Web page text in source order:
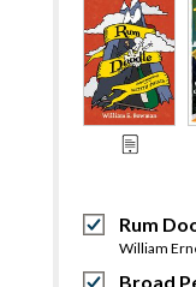
Rum
William
Broad